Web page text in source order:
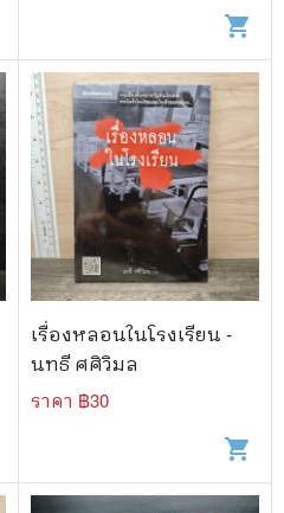
shopping_cart
เรื่องหลอนในโรงเรียน -
นทธี ศศิวิมล
ราคา ฿30
shopping_cart